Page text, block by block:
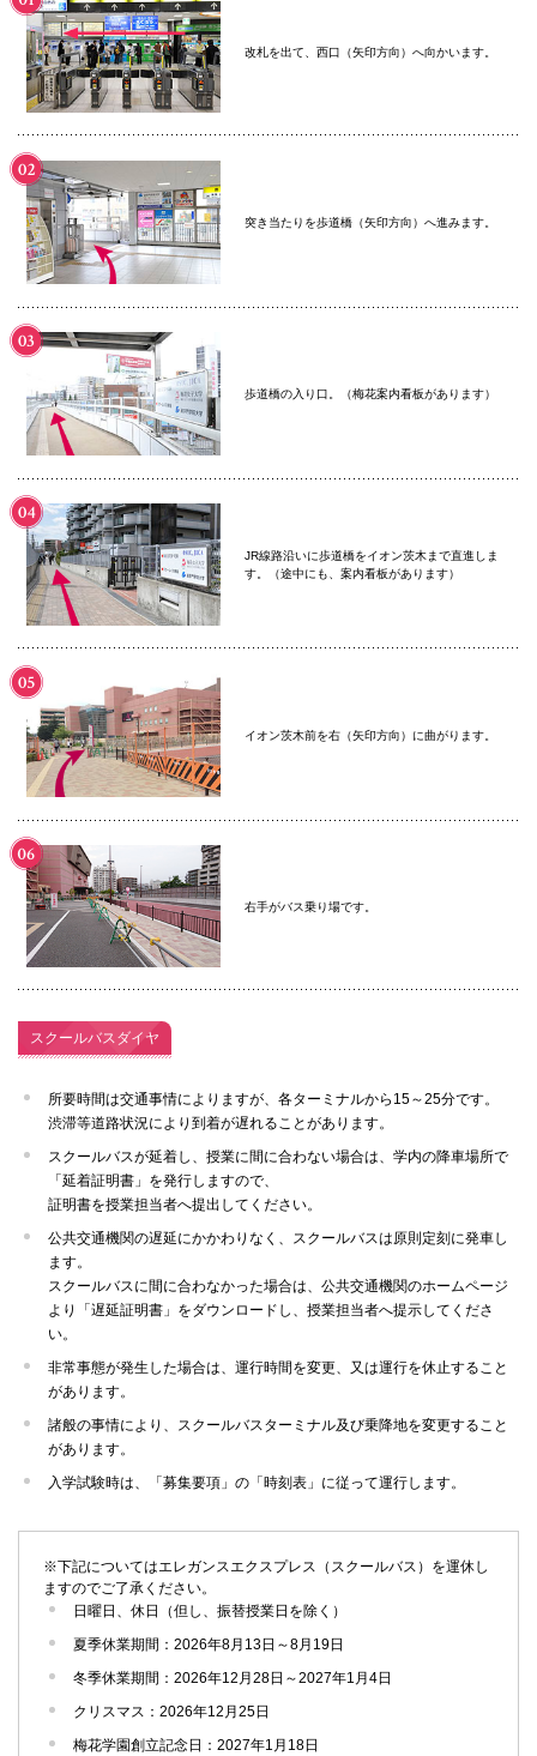
入試広報部
072-643-6566
お問い合わせ 交通アクセス
BCCS 梅花メール 入学前プログラム
改札を出て、西口（矢印方向）へ向かいます。
突き当たりを歩道橋（矢印方向）へ進みます。
歩道橋の入り口。（梅花案内看板があります）
JR線路沿いに歩道橋をイオン茨木まで直進しま
す。（途中にも、案内看板があります）
イオン茨木前を右（矢印方向）に曲がります。
右手がバス乗り場です。
スクールバスダイヤ
所要時間は交通事情によりますが、各ターミナルから15～25分です。
渋滞等道路状況により到着が遅れることがあります。
スクールバスが延着し、授業に間に合わない場合は、学内の降車場所で
「延着証明書」を発行しますので、
証明書を授業担当者へ提出してください。
公共交通機関の遅延にかかわりなく、スクールバスは原則定刻に発車し
ます。
スクールバスに間に合わなかった場合は、公共交通機関のホームページ
より「遅延証明書」をダウンロードし、授業担当者へ提示してくださ
い。
非常事態が発生した場合は、運行時間を変更、又は運行を休止すること
があります。
諸般の事情により、スクールバスターミナル及び乗降地を変更すること
があります。
入学試験時は、「募集要項」の「時刻表」に従って運行します。
※下記についてはエレガンスエクスプレス（スクールバス）を運休し
ますのでご了承ください。
日曜日、休日（但し、振替授業日を除く）
夏季休業期間：2026年8月13日～8月19日
冬季休業期間：2026年12月28日～2027年1月4日
クリスマス：2026年12月25日
梅花学園創立記念日：2027年1月18日